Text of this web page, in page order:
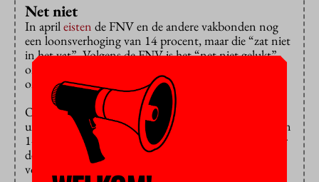
Net niet
In aprileisten de FNV en de andere vakbonden nog
een loonsverhoging van 14 procent, maar die “zat niet
in het vat”. Volgens de FNV is het “net niet gelukt”
om het verlies in koopkracht voor dit jaar voor de
onderste schalen helemaal af te dekken.
Om deze werknemers tegemoet te komen krijgt het
universitaire personeel met een minimum uurloon van
14 euro een eenmalige uitkering van 1.200 euro. Voor
de schalen tot en met 9 is 1.000 euro afgesproken en
voor de schalen 10 en hoger 800 euro.